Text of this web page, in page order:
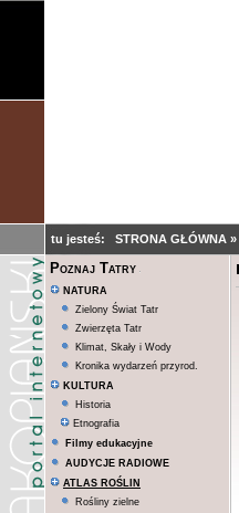
tu jesteś: STRONA GŁÓWNA »
Poznaj Tatry
NATURA
Zielony Świat Tatr
Zwierzęta Tatr
Klimat, Skały i Wody
Kronika wydarzeń przyrod.
KULTURA
Historia
Etnografia
Filmy edukacyjne
AUDYCJE RADIOWE
ATLAS ROŚLIN
Rośliny zielne